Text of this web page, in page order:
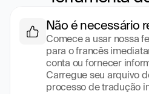
Não é necessário
Comece a usar nossa
para o francês
conta ou fornecer
Carregue seu arquivo
processo de tradução